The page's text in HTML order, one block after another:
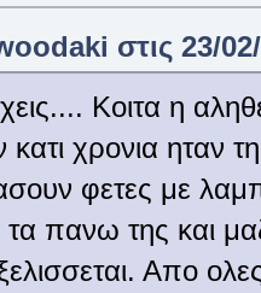
στις 23/
Κοιτα η
κατι χρονια ηταν
φετες με
πανω της και
Απο